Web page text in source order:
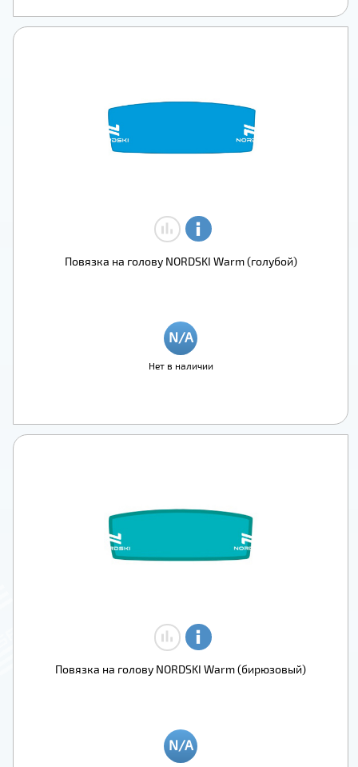
Повязка на голову NORDSKI Warm (голубой)
Нет в наличии
Повязка на голову NORDSKI Warm (бирюзовый)